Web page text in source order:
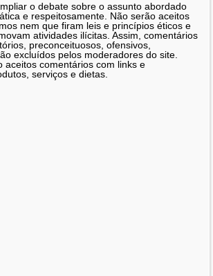
o debate sobre o assunto abordado
e respeitosamente. Não serão aceitos
nem que firam leis e princípios éticos e
atividades ilícitas. Assim, comentários
preconceituosos, ofensivos,
excluídos pelos moderadores do site.
aceitos comentários com links e
serviços e dietas.